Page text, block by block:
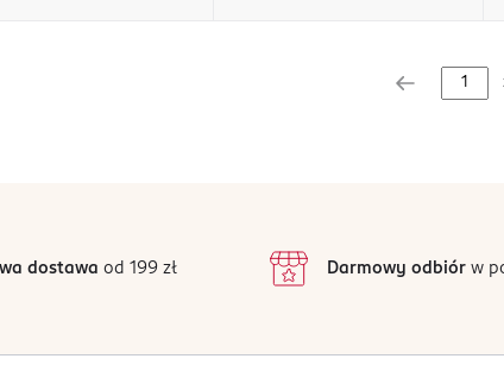
dostawa od 199 zł Darmowy odbiórw